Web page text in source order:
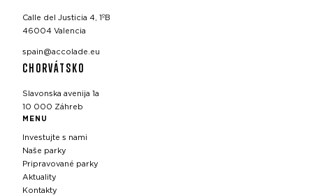
Calle del Justicia 4, 1ºB
46004 Valencia
spain@accolade.eu
CHORVÁTSKO
Slavonska avenija 1a
10 000 Záhreb
MENU
Investujte s nami
Naše parky
Pripravované parky
Aktuality
Kontakty